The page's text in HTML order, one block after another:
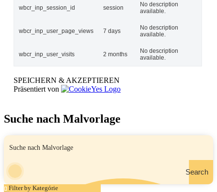
wbcr_inp_session_id session
No description
available.
wbcr_inp_user_page_views 7 days
No description
available.
wbcr_inp_user_visits 2 months
No description
available.
SPEICHERN & AKZEPTIEREN
Präsentiert von
Suche nach Malvorlage
Search
Filter by Kategórie